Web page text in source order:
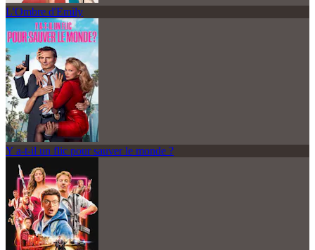
L'Ombre d'Emily
Y a-t-il un flic pour sauver le monde ?